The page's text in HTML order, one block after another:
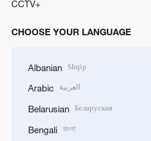
CCTV+
CHOOSE YOUR LANGUAGE
Albanian Shqip
Arabic العربية
Belarusian Беларуская
Bengali বাংলা